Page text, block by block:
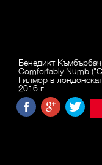
Бенедикт
Comfortably Numb
Гилмор в
2016 г.